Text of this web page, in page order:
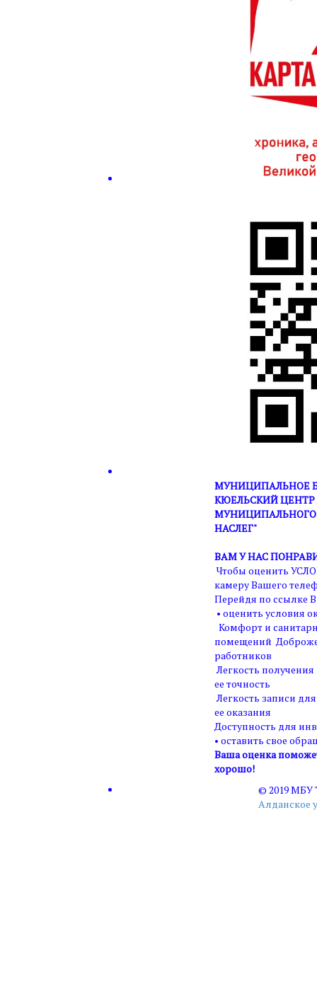
МУНИЦИПАЛЬНОЕ
КЮЕЛЬСКИЙ ЦЕНТР
МУНИЦИПАЛЬНОГО
НАСЛЕГ"
ВАМ У НАС
Чтобы оценить
камеру Вашего
Перейдя по ссылке
• оценить условия
Комфорт и
помещений
работников
Легкость
ее точность
Легкость записи
ее оказания
Доступность для
• оставить свое
Ваша оценка
хорошо!
© 2019
Алданское